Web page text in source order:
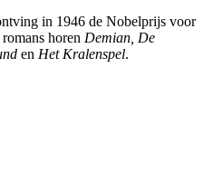
in 1946 de Nobelprijs voor
horen Demian, De
en Het Kralenspel.